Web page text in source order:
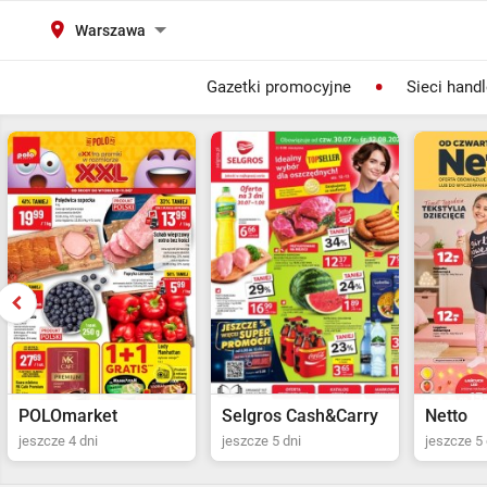
Warszawa
Gazetki promocyjne Sieci
Selgros Cash&Carry
jeszcze 5 dni
Netto
jeszcze 5 dni jeszcze 4